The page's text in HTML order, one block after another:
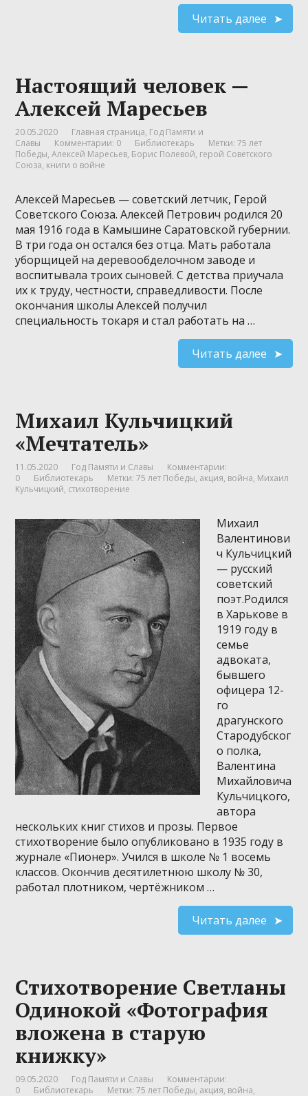
Читать далее
Настоящий человек —
Алексей Маресьев
20.05.2020 Главная страница, Год Памяти и
Славы
Комментарии: 0 Библиотекарь Метки:75 лет
Победы,Алексей Маресьев, Борис Полевой, герой Советского
Союза, книги о войне
Алексей Маресьев — советский летчик, Герой
Советского Союза. Алексей Петрович родился 20
мая 1916 года в Камышине Саратовской губернии.
В три года он остался без отца. Мать работала
уборщицей на деревообделочном заводе и
воспитывала троих сыновей. С детства приучала
их к труду, честности, справедливости. После
окончания школы Алексей получил
специальность токаря и стал работать на …
Читать далее
Михаил Кульчицкий
«Мечтатель»
11.05.2020 Год Памяти и Славы
Комментарии:
0
Библиотекарь Метки:75 лет Победы, акция, война, Михаил
Кульчицкий, стихотворение
Михаил
Валентинови
ч Кульчицкий
— русский
советский
поэт.Родился
в Харькове в
1919 году в
семье
адвоката,
бывшего
офицера 12-
го
драгунского
Стародубског
о полка,
Валентина
Михайловича
Кульчицкого,
автора
нескольких книг стихов и прозы. Первое
стихотворение было опубликовано в 1935 году в
журнале «Пионер». Учился в школе № 1 восемь
классов. Окончив десятилетнюю школу № 30,
работал плотником, чертёжником …
Читать далее
Стихотворение Светланы
Одинокой «Фотография
вложена в старую
книжку»
09.05.2020 Год Памяти и Славы
Комментарии:
0
Библиотекарь Метки:75 лет Победы, акция, война,